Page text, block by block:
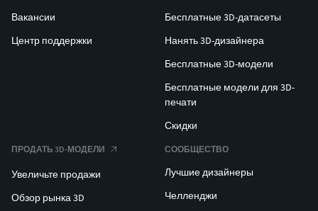
Вакансии
Центр поддержки
Бесплатные 3D-датасеты
Нанять 3D-дизайнера
Бесплатные 3D-модели
Бесплатные модели для 3D-
печати
Скидки
ПРОДАТЬ 3D-МОДЕЛИ
Увеличьте продажи
Обзор рынка 3D
СООБЩЕСТВО
Лучшие дизайнеры
Челленджи